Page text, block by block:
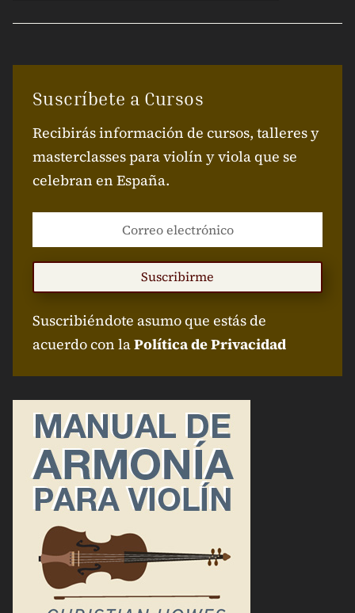
Suscríbete a Cursos
Recibirás información de cursos, talleres y
masterclasses para violín y viola que se
celebran en España.
Suscribirme
Suscribiéndote asumo que estás de
acuerdo con laPolítica de Privacidad